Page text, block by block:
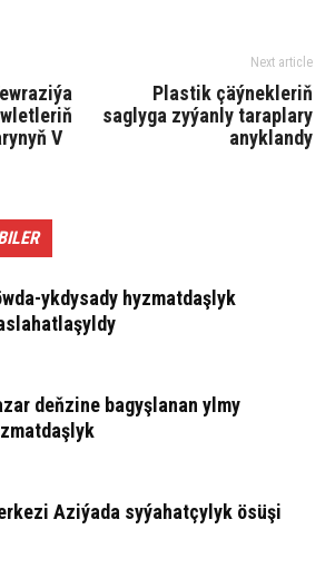
V
Next article
Plastik çäýnekleriň
saglyga zyýanly taraplary
anyklandy
ykdysady hyzmatdaşlyk
deňzine bagyşlanan ylmy
Aziýada syýahatçylyk ösüşi